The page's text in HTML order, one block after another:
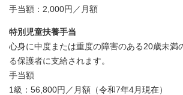
手当額：2,000円／月額
特別児童扶養手当
心身に中度または重度の障害のある20歳未満
る保護者に支給されます。
手当額
1級：56,800円／月額（令和7年4月現在）